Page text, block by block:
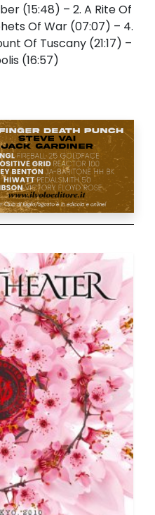
(15:48) – 2. A Rite Of
Of War (07:07) – 4.
Of Tuscany (21:17) –
(16:57)